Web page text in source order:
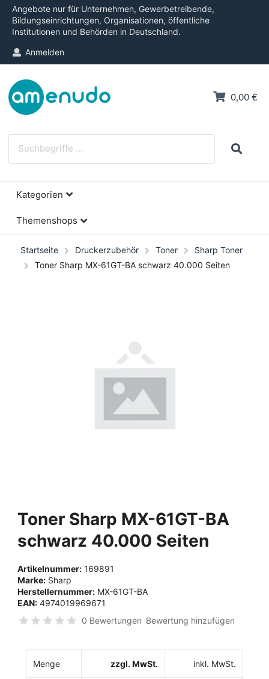
Angebote nur für Unternehmen, Gewerbetreibende,
Bildungseinrichtungen, Organisationen, öffentliche
Institutionen und Behörden in Deutschland.
Anmelden
0,00 €
Kategorien
Themenshops
Startseite Druckerzubehör Toner
Sharp Toner
Toner Sharp MX-61GT-BA schwarz 40.000 Seiten
Toner Sharp MX-61GT-BA
schwarz 40.000 Seiten
Artikelnummer: 169891
Marke: Sharp
Herstellernummer: MX-61GT-BA
EAN: 4974019969671
0 Bewertungen Bewertung hinzufügen
Menge zzgl. MwSt. inkl. MwSt.